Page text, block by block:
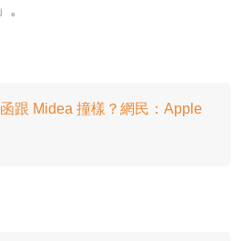
。
跟 Midea 撞樣？網民：Apple